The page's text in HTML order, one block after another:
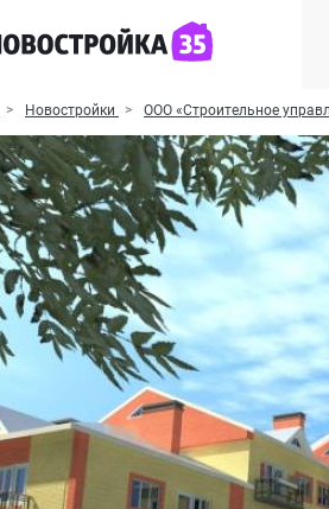
Новостройки ООО «Строительное